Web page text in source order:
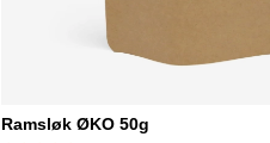
Ramsløk ØKO 50g